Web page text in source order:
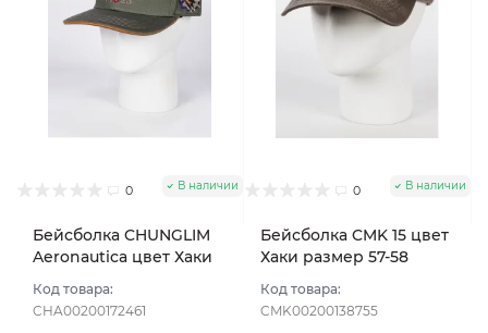
0 В наличии
Бейсболка CHUNGLIM
Aeronautica цвет Хаки
Код товара:
CHA00200172461
0 В наличии
Бейсболка CMK 15 цвет
Хаки размер 57-58
Код товара:
CMK00200138755